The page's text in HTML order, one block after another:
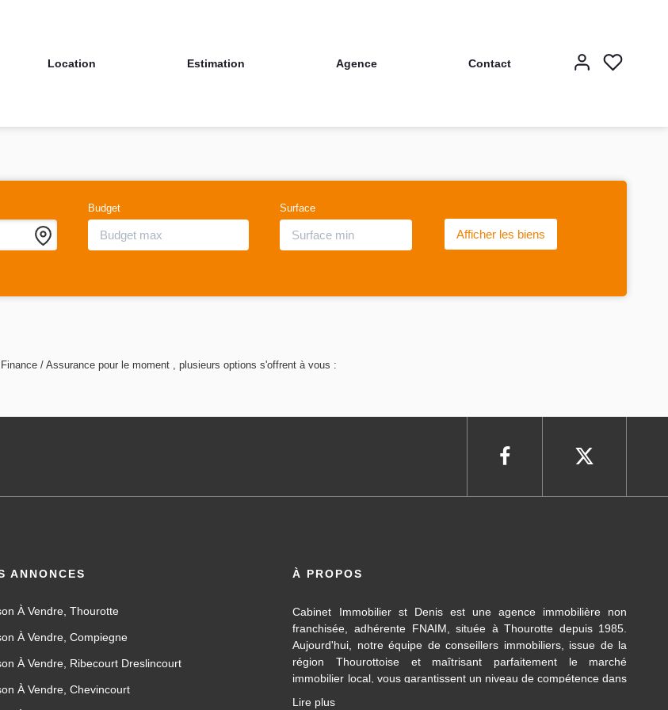
Location Estimation Agence Contact
Budget Surface
/ Assurance pour le moment , plusieurs options s'offrent à vous :
ANNONCES
À Vendre, Thourotte
À Vendre, Compiegne
À Vendre, Ribecourt Dreslincourt
À Vendre, Chevincourt
À PROPOS
Cabinet Immobilier st Denis est une agence immobilière non
franchisée, adhérente FNAIM, située à Thourotte depuis 1985.
Aujourd'hui, notre équipe de conseillers immobiliers, issue de la
région Thourottoise et maîtrisant parfaitement le marché
immobilier local, vous garantissent un niveau de compétence dans
Lire plus